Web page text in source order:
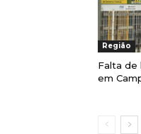
Região
Falta de
em